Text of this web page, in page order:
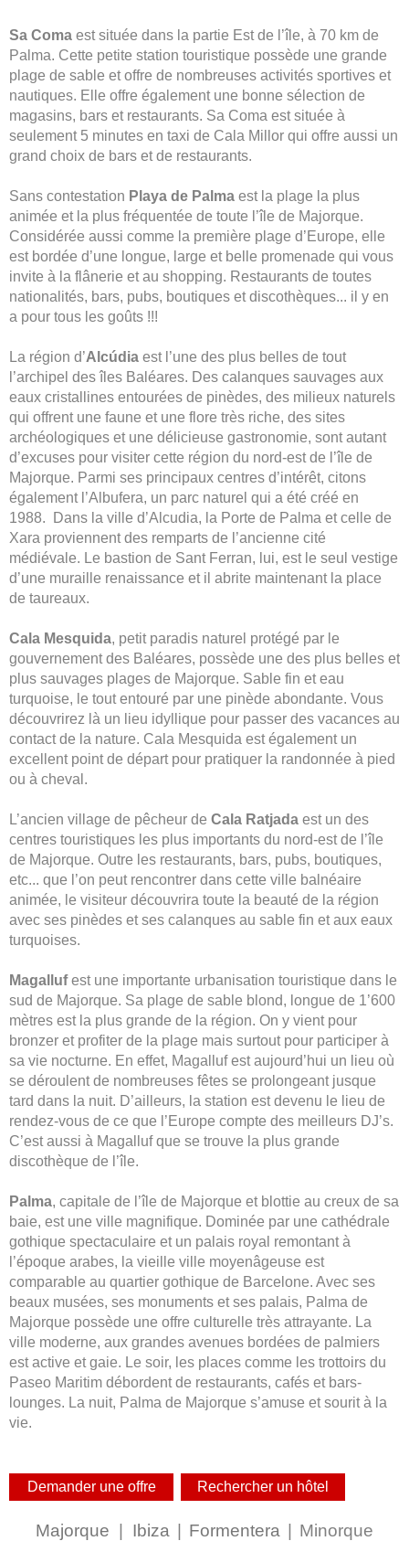
Sa Coma est située dans la partie Est de l’île, à 70 km de
Palma. Cette petite station touristique possède une grande
plage de sable et offre de nombreuses activités sportives et
nautiques. Elle offre également une bonne sélection de
magasins, bars et restaurants. Sa Coma est située à
seulement 5 minutes en taxi de Cala Millor qui offre aussi un
grand choix de bars et de restaurants.
Sans contestation Playa de Palma est la plage la plus
animée et la plus fréquentée de toute l’île de Majorque.
Considérée aussi comme la première plage d’Europe, elle
est bordée d’une longue, large et belle promenade qui vous
invite à la flânerie et au shopping. Restaurants de toutes
nationalités, bars, pubs, boutiques et discothèques... il y en
a pour tous les goûts !!!
La région d’Alcúdia est l’une des plus belles de tout
l’archipel des îles Baléares. Des calanques sauvages aux
eaux cristallines entourées de pinèdes, des milieux naturels
qui offrent une faune et une flore très riche, des sites
archéologiques et une délicieuse gastronomie, sont autant
d’excuses pour visiter cette région du nord-est de l’île de
Majorque. Parmi ses principaux centres d’intérêt, citons
également l’Albufera, un parc naturel qui a été créé en
1988. Dans la ville d’Alcudia, la Porte de Palma et celle de
Xara proviennent des remparts de l’ancienne cité
médiévale. Le bastion de Sant Ferran, lui, est le seul vestige
d’une muraille renaissance et il abrite maintenant la place
de taureaux.
Cala Mesquida, petit paradis naturel protégé par le
gouvernement des Baléares, possède une des plus belles et
plus sauvages plages de Majorque. Sable fin et eau
turquoise, le tout entouré par une pinède abondante. Vous
découvrirez là un lieu idyllique pour passer des vacances au
contact de la nature. Cala Mesquida est également un
excellent point de départ pour pratiquer la randonnée à pied
ou à cheval.
L’ancien village de pêcheur de Cala Ratjada est un des
centres touristiques les plus importants du nord-est de l’île
de Majorque. Outre les restaurants, bars, pubs, boutiques,
etc... que l’on peut rencontrer dans cette ville balnéaire
animée, le visiteur découvrira toute la beauté de la région
avec ses pinèdes et ses calanques au sable fin et aux eaux
turquoises.
Magallufest une importante urbanisation touristique dans le
sud de Majorque. Sa plage de sable blond, longue de 1’600
mètres est la plus grande de la région. On y vient pour
bronzer et profiter de la plage mais surtout pour participer à
sa vie nocturne. En effet, Magalluf est aujourd’hui un lieu où
se déroulent de nombreuses fêtes se prolongeant jusque
tard dans la nuit. D’ailleurs, la station est devenu le lieu de
rendez-vous de ce que l’Europe compte des meilleurs DJ’s.
C’est aussi à Magalluf que se trouve la plus grande
discothèque de l’île.
Palma, capitale de l’île de Majorque et blottie au creux de sa
baie, est une ville magnifique. Dominée par une cathédrale
gothique spectaculaire et un palais royal remontant à
l’époque arabes, la vieille ville moyenâgeuse est
comparable au quartier gothique de Barcelone. Avec ses
beaux musées, ses monuments et ses palais, Palma de
Majorque possède une offre culturelle très attrayante. La
ville moderne, aux grandes avenues bordées de palmiers
est active et gaie. Le soir, les places comme les trottoirs du
Paseo Maritim débordent de restaurants, cafés et bars-
lounges. La nuit, Palma de Majorque s’amuse et sourit à la
vie.
Majorque Ibiza Formentera Minorque